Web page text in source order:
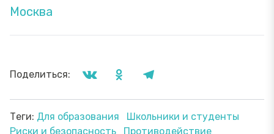
Москва
Поделиться:
Теги: Для образования
Школьники и студенты
Риски и безопасность
Противодействие